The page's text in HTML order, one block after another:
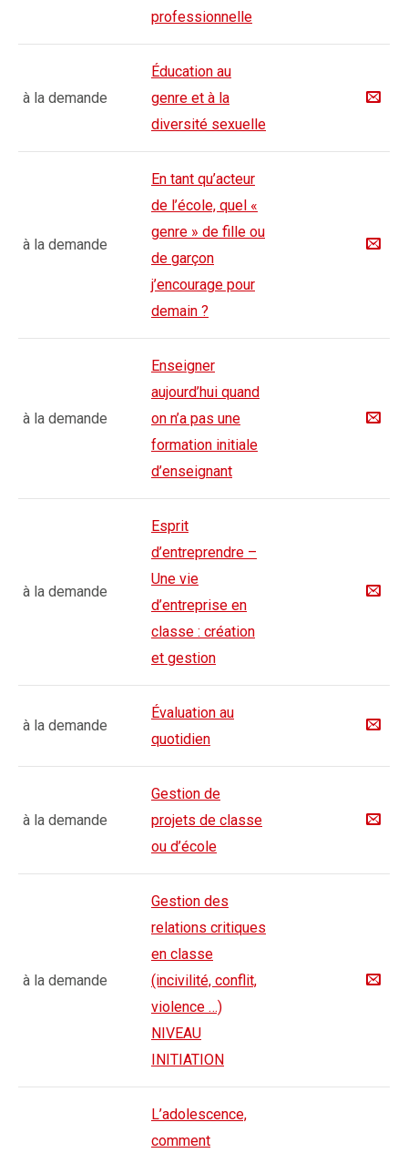
professionnelle
à la demande
Éducation au
genre et à la
diversité sexuelle
à la demande
En tant qu’acteur
de l’école, quel «
genre » de fille ou
de garçon
j’encourage pour
demain ?
à la demande
Enseigner
aujourd’hui quand
on n’a pas une
formation initiale
d’enseignant
à la demande
Esprit
d’entreprendre –
Une vie
d’entreprise en
classe : création
et gestion
à la demande
Évaluation au
quotidien
à la demande
Gestion de
projets de classe
ou d’école
à la demande
Gestion des
relations critiques
en classe
(incivilité, conflit,
violence …)
NIVEAU
INITIATION
L’adolescence,
comment